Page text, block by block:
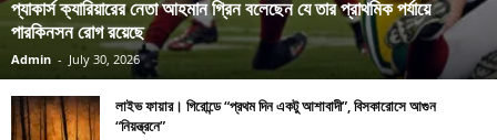
প্যাকার্স ক্যারিয়ারের নেতা আহমান গ্রিন বলেছেন যে তার প্রাথমিক পর্যায়ে
পারকিনসন রোগ রয়েছে
Admin - July 30, 2026
লাইভ ফায়ার। গিরোন্ডে “প্রথম দিন একটু আশাবাদী”, বিসকারোসে আগুন
“নিয়ন্ত্রনে”